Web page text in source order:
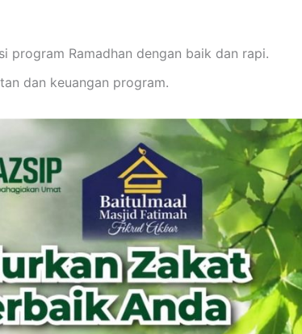
program Ramadhan dengan baik dan rapi.
dan keuangan program.